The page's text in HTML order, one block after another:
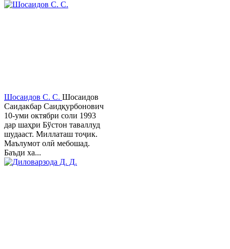
Шосаидов С. С. Шосаидов
Саидакбар Саидқурбонович
10-уми октябри соли 1993
дар шаҳри Бўстон таваллуд
шудааст. Миллаташ тоҷик.
Маълумот олӣ мебошад.
Баъди ха...